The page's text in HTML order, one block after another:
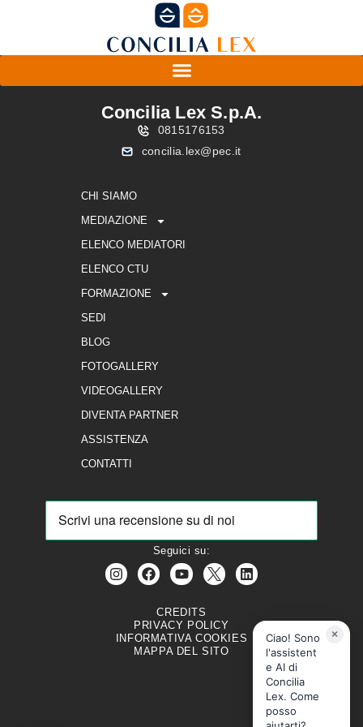
Concilia Lex S.p.A.
0815176153
concilia.lex@pec.it
CHI SIAMO
MEDIAZIONE
ELENCO MEDIATORI
ELENCO CTU
FORMAZIONE
SEDI
BLOG
FOTOGALLERY
VIDEOGALLERY
DIVENTA PARTNER
ASSISTENZA
CONTATTI
Seguici su:
CREDITS
PRIVACY POLICY
INFORMATIVA COOKIES
MAPPA DEL SITO
Ciao! Sono
l'assistent
e AI di
Concilia
Lex. Come
posso
×